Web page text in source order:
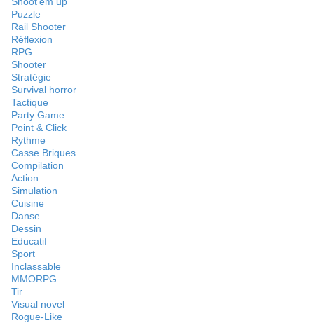
Puzzle
Rail Shooter
Réflexion
RPG
Shooter
Stratégie
Survival horror
Tactique
Party Game
Point & Click
Rythme
Casse Briques
Compilation
Action
Simulation
Cuisine
Danse
Dessin
Educatif
Sport
Inclassable
MMORPG
Tir
Visual novel
Rogue-Like